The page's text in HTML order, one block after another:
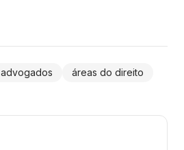
advogados áreas do direito